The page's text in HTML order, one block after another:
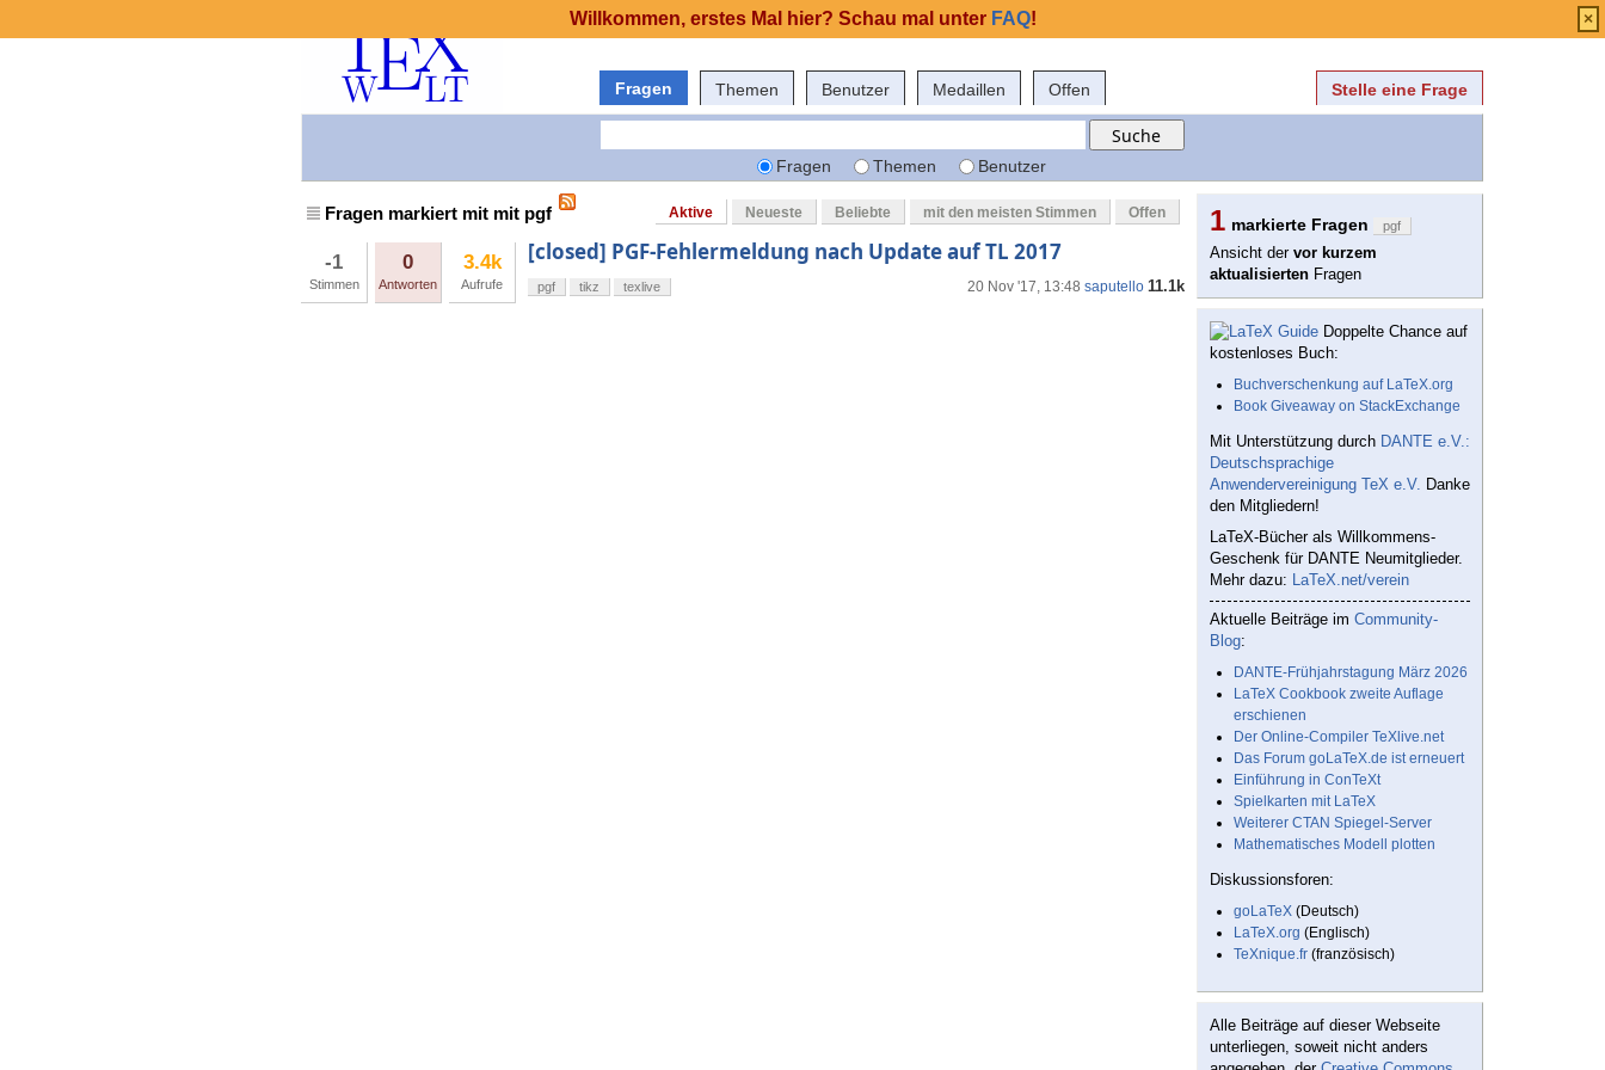
Fragen Themen Benutzer Medaillen Offen Stelle eine Frage
Fragen Themen Benutzer
Fragen markiert mit mit pgf Aktive Neueste Beliebte mit den meisten Stimmen Offen
-1
Stimmen
0
Antworten
3.4k
Aufrufe
[closed] PGF-Fehlermeldung nach Update auf TL 2017
20 Nov '17, 13:48 saputello 11.1k
pgf tikz texlive
1 markierte Fragen pgf
Ansicht der vor kurzem
aktualisierten Fragen
Doppelte Chance auf
kostenloses Buch:
Buchverschenkung auf LaTeX.org
Book Giveaway on StackExchange
Mit Unterstützung durch DANTE e.V.:
Deutschsprachige
Anwendervereinigung TeX e.V. Danke
den Mitgliedern!
LaTeX-Bücher als Willkommens-
Geschenk für DANTE Neumitglieder.
Mehr dazu: LaTeX.net/verein
Aktuelle Beiträge im Community-
Blog:
DANTE-Frühjahrstagung März 2026
LaTeX Cookbook zweite Auflage
erschienen
Der Online-Compiler TeXlive.net
Das Forum goLaTeX.de ist erneuert
Einführung in ConTeXt
Spielkarten mit LaTeX
Weiterer CTAN Spiegel-Server
Mathematisches Modell plotten
Diskussionsforen:
goLaTeX (Deutsch)
LaTeX.org (Englisch)
TeXnique.fr (französisch)
Alle Beiträge auf dieser Webseite
unterliegen, soweit nicht anders
Willkommen, erstes Mal hier? Schau mal unter FAQ! ×